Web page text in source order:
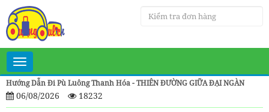
Toggle
navigation
Hướng Dẫn Đi Pù Luông Thanh Hóa - THIÊN ĐƯỜNG GIỮA ĐẠI NGÀN
06/08/2026 18232